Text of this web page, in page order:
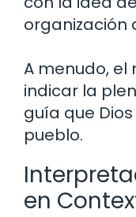
organización
A menudo, el
indicar la
guía que
pueblo.
en